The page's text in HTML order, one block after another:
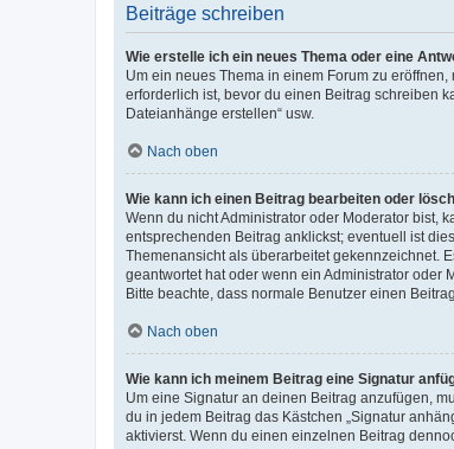
Beiträge schreiben
Wie erstelle ich ein neues Thema oder eine
Um ein neues Thema in einem Forum zu
erforderlich ist, bevor du einen Beitrag schreiben
Dateianhänge erstellen“ usw.
Nach oben
Wie kann ich einen Beitrag bearbeiten oder
Wenn du nicht Administrator oder Moderator bist,
entsprechenden Beitrag anklickst; eventuell ist
Themenansicht als überarbeitet gekennzeichnet.
geantwortet hat oder wenn ein Administrator oder
Bitte beachte, dass normale Benutzer einen
Nach oben
Wie kann ich meinem Beitrag eine Signatur
Um eine Signatur an deinen Beitrag anzufügen,
du in jedem Beitrag das Kästchen „Signatur
aktivierst. Wenn du einen einzelnen Beitrag